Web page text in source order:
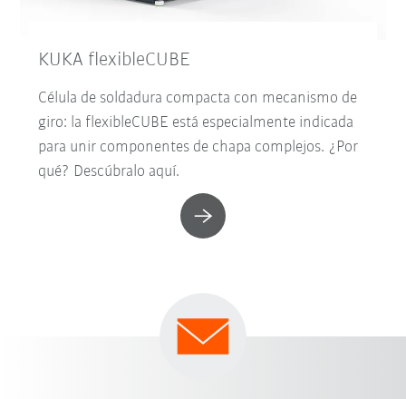
KUKA flexibleCUBE
Célula de soldadura compacta con mecanismo de
giro: la flexibleCUBE está especialmente indicada
para unir componentes de chapa complejos. ¿Por
qué? Descúbralo aquí.